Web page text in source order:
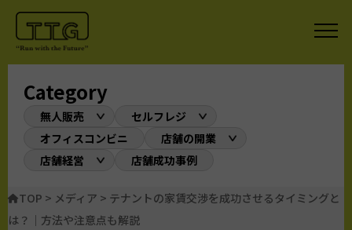
Category
無人販売
セルフレジ
オフィスコンビニ
店舗の開業
店舗経営
店舗成功事例
TOP > メディア > テナントの家賃交渉を成功させるタイミングと
は？｜方法や注意点も解説